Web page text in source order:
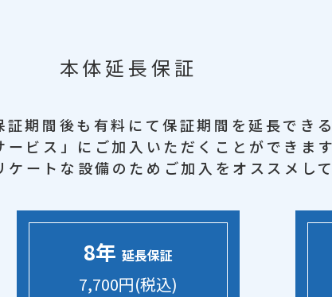
本体延長保証
証期間後も 有料にて保証期間を延長できる
ービス」に ご加入いただくことができます
ケートな設備のため ご加入をオススメし
8年 延長保証
7,700円(税込)